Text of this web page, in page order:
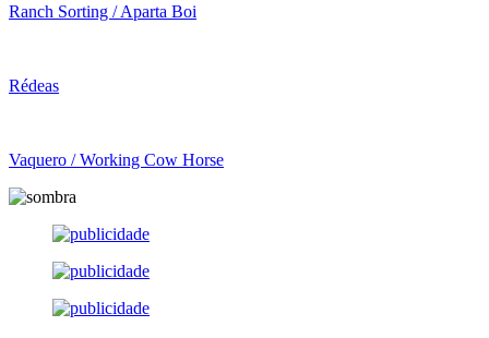
Ranch Sorting / Aparta Boi
Rédeas
Vaquero / Working Cow Horse